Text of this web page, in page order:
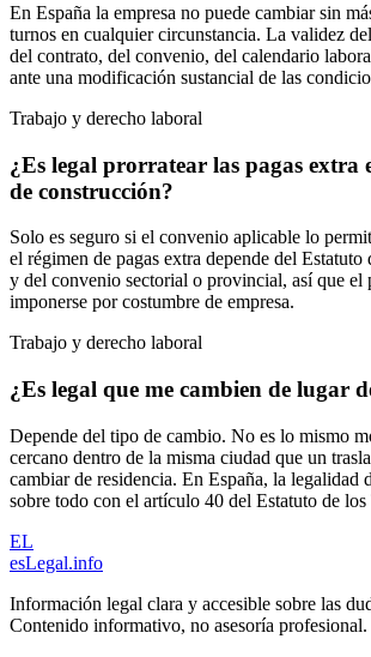
En España la empresa no puede cambiar sin
turnos en cualquier circunstancia. La validez
del contrato, del convenio, del calendario
ante una modificación sustancial de las
Trabajo y derecho laboral
¿Es legal prorratear las pagas extra
de construcción?
Solo es seguro si el convenio aplicable lo
el régimen de pagas extra depende del Estatuto
y del convenio sectorial o provincial, así que el
imponerse por costumbre de empresa.
Trabajo y derecho laboral
¿Es legal que me cambien de lugar
Depende del tipo de cambio. No es lo mismo
cercano dentro de la misma ciudad que un
cambiar de residencia. En España, la legalidad
sobre todo con el artículo 40 del Estatuto de los
EL
esLegal.info
Información legal clara y accesible sobre las
Contenido informativo, no asesoría profesional.